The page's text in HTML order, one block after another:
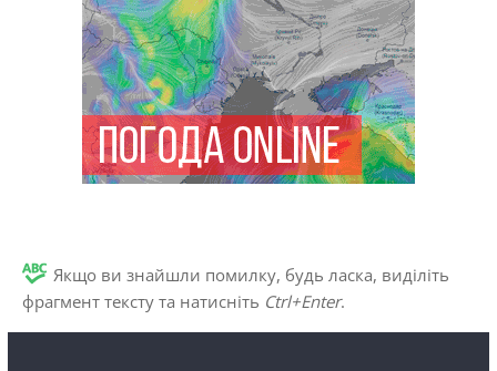
Якщо ви знайшли помилку, будь ласка, виділіть
фрагмент тексту та натисніть Ctrl+Enter.